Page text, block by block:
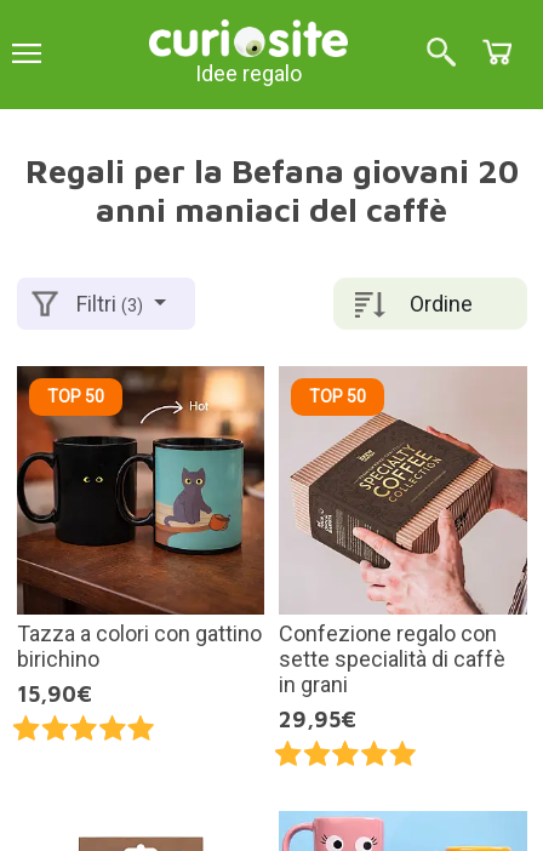
Idee regalo
Regali per la Befana giovani 20
anni maniaci del caffè
Ordine
Filtri(3)
TOP 50
Tazza a colori con gattino
birichino
15,90€
TOP 50
Confezione regalo con
sette specialità di caffè
in grani
29,95€